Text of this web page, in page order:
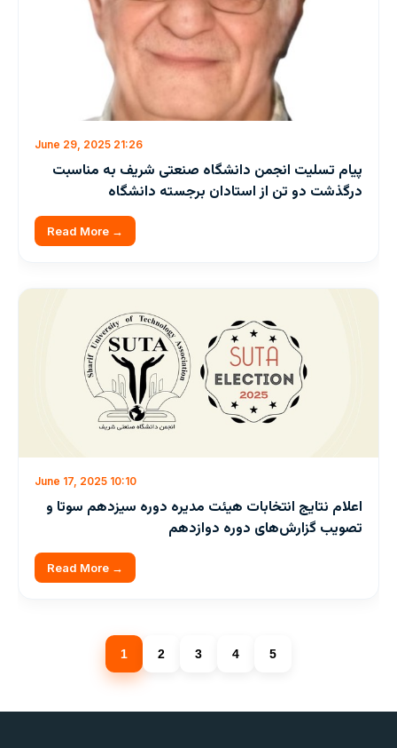
June 29, 2025 21:26
پیام تسلیت انجمن دانشگاه صنعتی شریف به مناسبت
درگذشت دو تن از استادان برجسته دانشگاه
Read More →
June 17, 2025 10:10
اعلام نتایج انتخابات هیئت مدیره دوره سیزدهم سوتا و
تصویب گزارش‌های دوره دوازدهم
Read More →
1 2 3 4 5